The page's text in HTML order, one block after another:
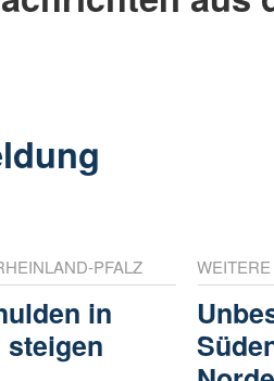
PFALZ
in
steigen